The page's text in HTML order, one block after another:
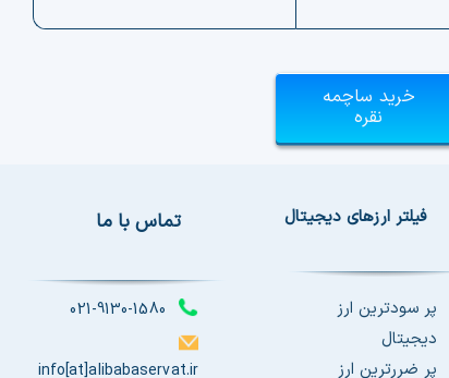
خرید ساچمه
نقره
فیلتر ارزهای دیجیتال
پر سودترین ارز
دیجیتال
پر ضررترین ارز
تماس با ما
021-9130-1580
info[at]alibabaservat.ir